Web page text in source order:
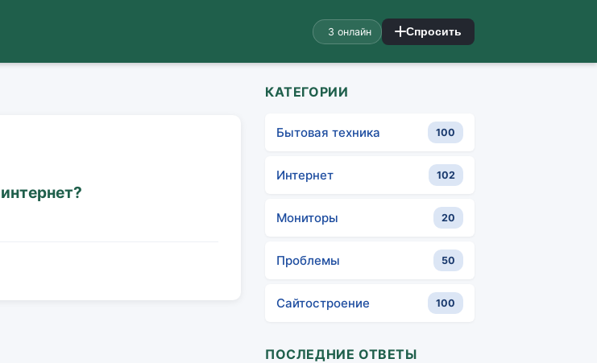
3 онлайн Спросить
КАТЕГОРИИ
Бытовая техника 100
Интернет 102
Мониторы 20
Проблемы 50
Сайтостроение 100
ПОСЛЕДНИЕ ОТВЕТЫ